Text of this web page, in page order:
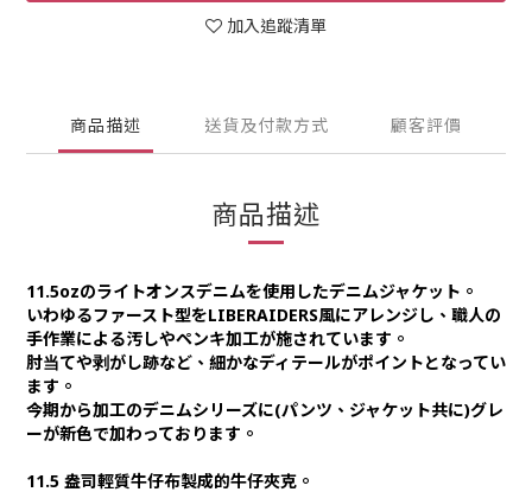
加入追蹤清單
商品描述 送貨及付款方式 顧客評價
商品描述
11.5ozのライトオンスデニムを使用したデニムジャケット。
いわゆるファースト型をLIBERAIDERS風にアレンジし、職人の
手作業による汚しやペンキ加工が施されています。
肘当てや剥がし跡など、細かなディテールがポイントとなってい
ます。
今期から加工のデニムシリーズに(パンツ、ジャケット共に)グレ
ーが新色で加わっております。
11.5 盎司輕質牛仔布製成的牛仔夾克。